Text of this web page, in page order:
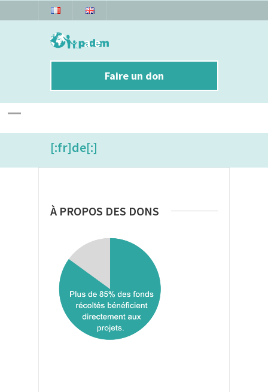
Faire un don
[:fr]de[:]
À PROPOS DES DONS